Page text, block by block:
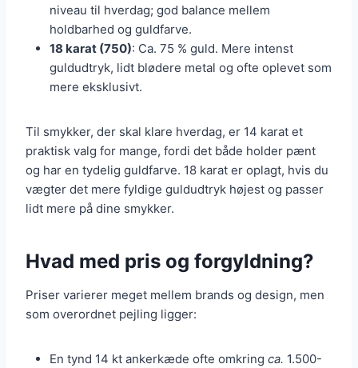
niveau til hverdag; god balance mellem
holdbarhed og guldfarve.
18 karat (750): Ca. 75 % guld. Mere intenst
guldudtryk, lidt blødere metal og ofte oplevet som
mere eksklusivt.
Til smykker, der skal klare hverdag, er 14 karat et
praktisk valg for mange, fordi det både holder pænt
og har en tydelig guldfarve. 18 karat er oplagt, hvis du
vægter det mere fyldige guldudtryk højest og passer
lidt mere på dine smykker.
Hvad med pris og forgyldning?
Priser varierer meget mellem brands og design, men
som overordnet pejling ligger:
En tynd 14 kt ankerkæde ofte omkring ca. 1.500-